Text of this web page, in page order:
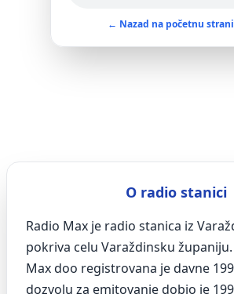
← Nazad na početnu
O radio stanici
Radio Max je radio stanica iz
pokriva celu Varaždinsku
Max doo registrovana je davne
dozvolu za emitovanje dobio je